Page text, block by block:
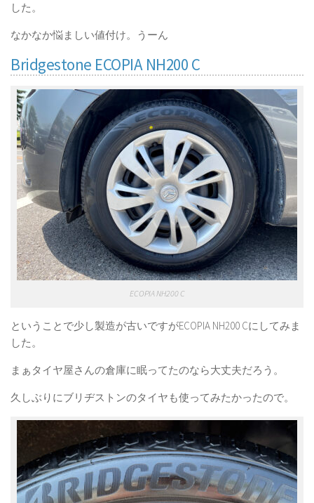
した。
なかなか悩ましい値付け。うーん
Bridgestone ECOPIA NH200 C
ECOPIA NH200 C
ということで少し製造が古いですがECOPIA NH200 Cにしてみま
した。
まぁタイヤ屋さんの倉庫に眠ってたのなら大丈夫だろう。
久しぶりにブリヂストンのタイヤも使ってみたかったので。